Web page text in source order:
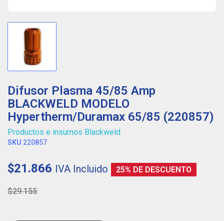
Difusor Plasma 45/85 Amp
BLACKWELD MODELO
Hypertherm/Duramax 65/85 (220857)
Productos e insumos Blackweld
SKU 220857
$21.866 IVA Incluido 25% DE DESCUENTO
$29.155